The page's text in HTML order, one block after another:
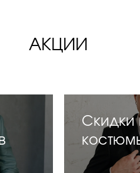
АКЦИИ
Скидки